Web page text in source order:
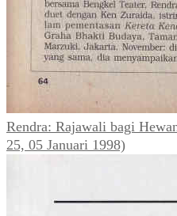
Rendra: Rajawali bagi
25, 05 Januari 1998)